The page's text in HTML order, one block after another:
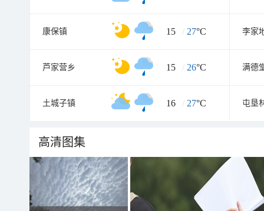
康保镇 15 / 27°C 李家
芦家营乡 15 / 26°C 满德
土城子镇 16 / 27°C 屯垦
高清图集